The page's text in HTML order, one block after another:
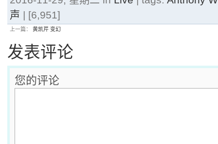
声 | [6,951]
上一篇： 黄凯芹 变幻
发表评论
您的评论